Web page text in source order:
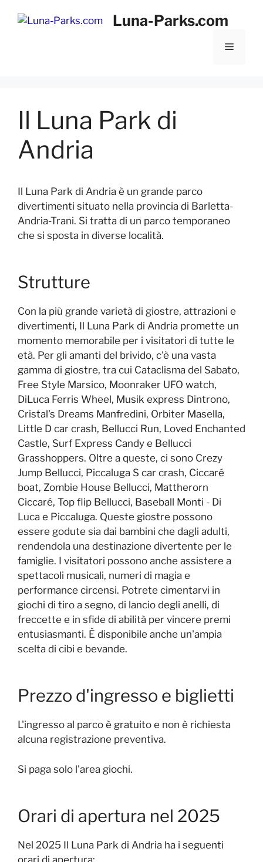
Luna-Parks.com
Menu
Il Luna Park di
Andria
Il Luna Park di Andria è un grande parco
divertimenti situato nella provincia di Barletta-
Andria-Trani. Si tratta di un parco temporaneo
che si sposta in diverse località.
Strutture
Con la più grande varietà di giostre, attrazioni e
divertimenti, Il Luna Park di Andria promette un
momento memorabile per i visitatori di tutte le
età. Per gli amanti del brivido, c'è una vasta
gamma di giostre, tra cui Cataclisma del Sabato,
Free Style Marsico, Moonraker UFO watch,
DiLuca Ferris Wheel, Musik express Dintrono,
Cristal's Dreams Manfredini, Orbiter Masella,
Little D car crash, Bellucci Run, Loved Enchanted
Castle, Surf Express Candy e Bellucci
Grasshoppers. Oltre a queste, ci sono Crezy
Jump Bellucci, Piccaluga S car crash, Ciccaré
boat, Zombie House Bellucci, Mattherorn
Ciccaré, Top flip Bellucci, Baseball Monti - Di
Luca e Piccaluga. Queste giostre possono
essere godute sia dai bambini che dagli adulti,
rendendola una destinazione divertente per le
famiglie. I visitatori possono anche assistere a
spettacoli musicali, numeri di magia e
performance circensi. Potrete cimentarvi in
giochi di tiro a segno, di lancio degli anelli, di
freccette e in sfide di abilità per vincere premi
entusiasmanti. È disponibile anche un'ampia
scelta di cibi e bevande.
Prezzo d'ingresso e biglietti
L'ingresso al parco è gratuito e non è richiesta
alcuna registrazione preventiva.
Si paga solo l'area giochi.
Orari di apertura nel 2025
Nel 2025 Il Luna Park di Andria ha i seguenti
orari di apertura: